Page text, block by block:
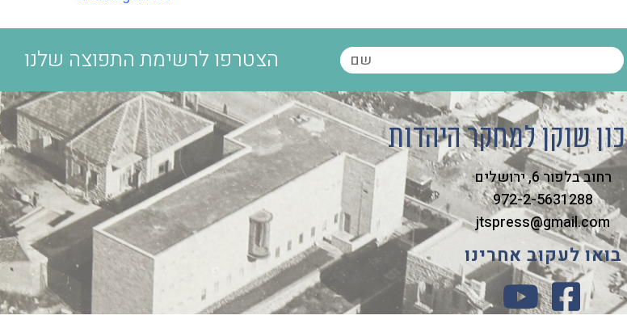
הצטרפו לרשימת התפוצה שלנו
רחוב בלפור 6, ירושלים
972-2-5631288
jtspress@gmail.com
בואו לעקוב אחרינו